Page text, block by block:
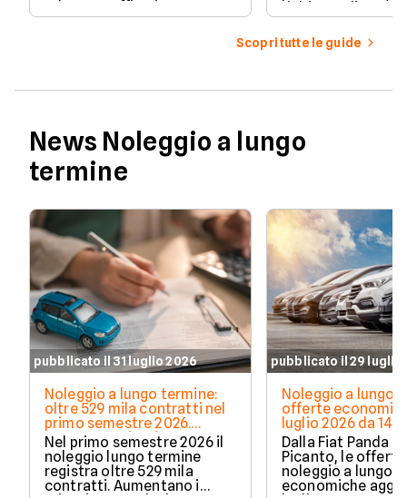
urbana: traffico intenso,
parcheggi limitati e costi di
richieste di
inattese.
Scopri tutte le guide
News Noleggio a lungo
termine
pubblicato il 31 luglio 2026
Noleggio a lungo termine:
oltre 529 mila contratti nel
primo semestre 2026.
Crescono privati e auto
elettrificate
Nel primo semestre 2026 il
noleggio lungo termine
registra oltre 529 mila
contratti. Aumentano i
pubblicato il 29 luglio
Noleggio a lungo
offerte
luglio 2026 da
Dalla Fiat Panda
Picanto, le
noleggio a lungo
economiche